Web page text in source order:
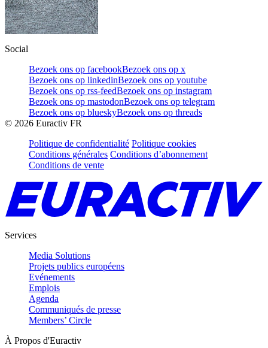
Social
Bezoek ons op facebookBezoek ons op x
Bezoek ons op linkedinBezoek ons op youtube
Bezoek ons op rss-feedBezoek ons op instagram
Bezoek ons op mastodonBezoek ons op telegram
Bezoek ons op blueskyBezoek ons op threads
© 2026 Euractiv FR
Politique de confidentialité Politique cookies
Conditions générales Conditions d’abonnement
Conditions de vente
Services
Media Solutions
Projets publics européens
Evénements
Emplois
Agenda
Communiqués de presse
Members’ Circle
À Propos d'Euractiv